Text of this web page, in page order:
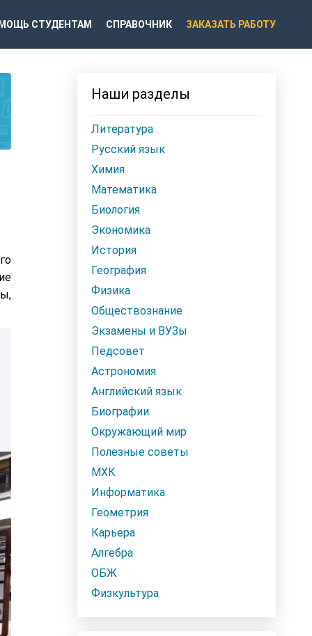
СТУДЕНТАМ СПРАВОЧНИК ЗАКАЗАТЬ РАБОТУ
Наши разделы
Литература
Русский язык
Химия
Математика
Биология
Экономика
История
География
Физика
Обществознание
Экзамены и ВУЗы
Педсовет
Астрономия
Английский язык
Биографии
Окружающий мир
Полезные советы
МХК
Информатика
Геометрия
Карьера
Алгебра
ОБЖ
Физкультура